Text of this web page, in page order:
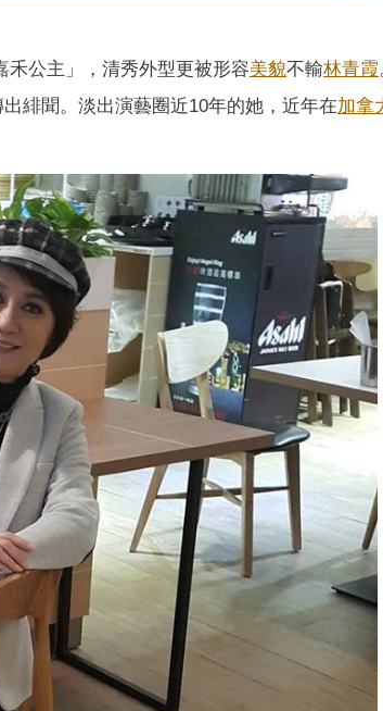
禾公主」，清秀外型更被形容美貌不輸林青霞
緋聞。淡出演藝圈近10年的她，近年在加拿